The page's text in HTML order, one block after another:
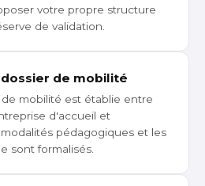
votre propre structure
de validation.
de mobilité
mobilité est établie entre
d'accueil et
pédagogiques et les
sont formalisés.